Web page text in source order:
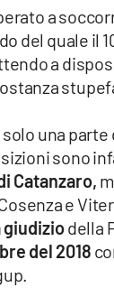
a
del quale il
a
una parte
sono
Catanzaro,
e
della
del 2018